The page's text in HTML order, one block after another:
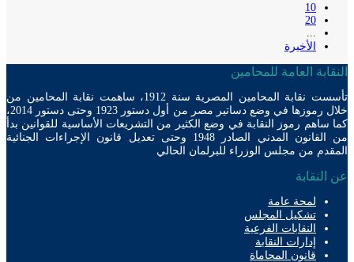
الأخيرة
العامة للمحامين
تأسست نقابة المحامين المصرية سنة 1912، ساهمت نقابة المحامين من
خلال رموزها في وضع دساتير مصر من أول دستور 1923 وحتى دستور 2014،
رموز النقابة في وضع الكثير من التشريعات الأساسية للقوانين بدأ
من القانون المدني الصادر 1948 وحتى تعديل قانون الإجراءات الجنائية
من مجلس الوزراء للبرلمان الحالي
لمحة عامة
تشكيل المجلس
النقابات الفرعية
إدارات النقابة
قانون المحاماة